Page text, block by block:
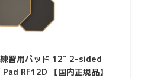
習用パッド 12″ 2-sided
RF12D 【国内正規品】